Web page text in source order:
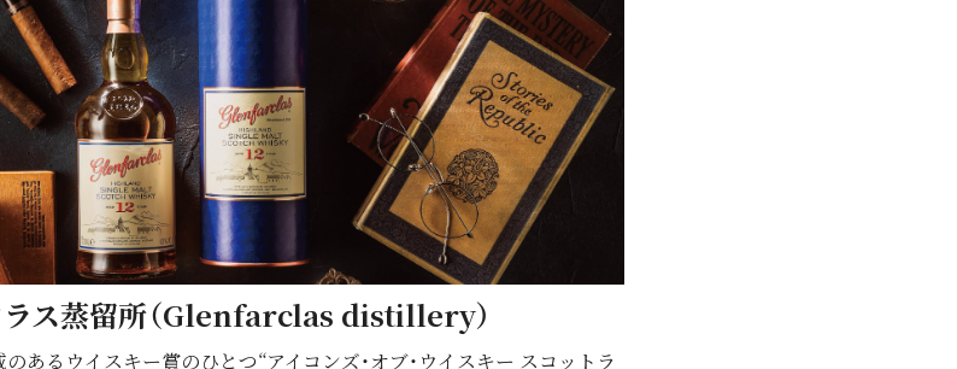
ラス蒸留所（Glenfarclas distillery）
あるウイスキー賞のひとつ“アイコンズ・オブ・ウイスキー スコットラ